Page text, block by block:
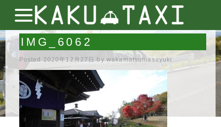
IMG_6062
Posted 2020年12月27日 by wakamatsumasayuki